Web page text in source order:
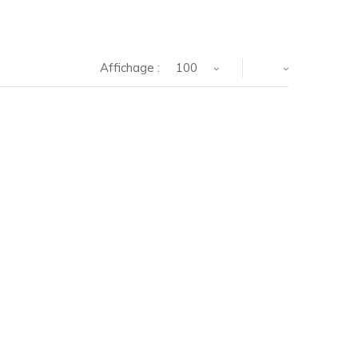
Affichage : 100